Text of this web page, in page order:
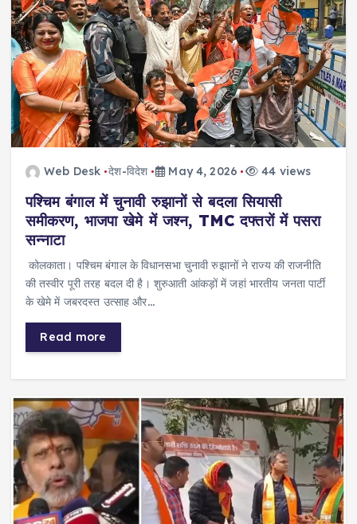
Web Desk देश-विदेश May 4, 2026 44 views
पश्चिम बंगाल में चुनावी रुझानों से बदला सियासी
समीकरण, भाजपा खेमे में जश्न, TMC दफ्तरों में पसरा
सन्नाटा
कोलकाता। पश्चिम बंगाल के विधानसभा चुनावी रुझानों ने राज्य की राजनीति
की तस्वीर पूरी तरह बदल दी है। शुरुआती आंकड़ों में जहां भारतीय जनता पार्टी
के खेमे में जबरदस्त उत्साह और…
Read more